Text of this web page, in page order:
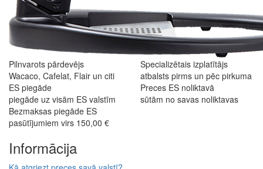
Pilnvarots pārdevējs
Wacaco, Cafelat, Flair un citi
Specializētais izplatītājs
atbalsts pirms un pēc pirkuma
ES piegāde
piegāde uz visām ES valstīm
Preces ES noliktavā
sūtām no savas noliktavas
Bezmaksas piegāde ES
pasūtījumiem virs 150,00 €
Informācija